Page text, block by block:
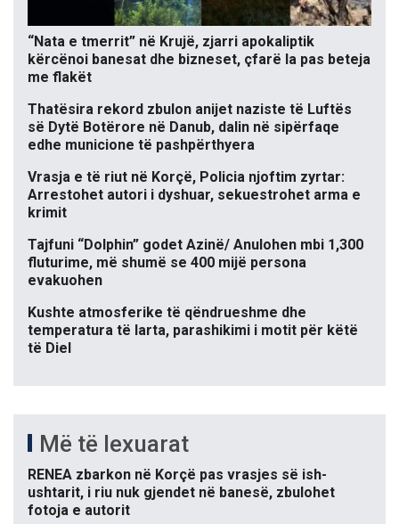
“Nata e tmerrit” në Krujë, zjarri apokaliptik
kërcënoi banesat dhe bizneset, çfarë la pas beteja
me flakët
Thatësira rekord zbulon anijet naziste të Luftës
së Dytë Botërore në Danub, dalin në sipërfaqe
edhe municione të pashpërthyera
Vrasja e të riut në Korçë, Policia njoftim zyrtar:
Arrestohet autori i dyshuar, sekuestrohet arma e
krimit
Tajfuni “Dolphin” godet Azinë/ Anulohen mbi 1,300
fluturime, më shumë se 400 mijë persona
evakuohen
Kushte atmosferike të qëndrueshme dhe
temperatura të larta, parashikimi i motit për këtë
të Diel
Më të lexuarat
RENEA zbarkon në Korçë pas vrasjes së ish-
ushtarit, i riu nuk gjendet në banesë, zbulohet
fotoja e autorit